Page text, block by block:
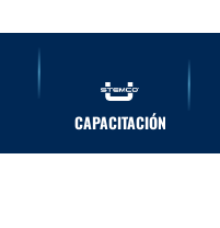
CAPACITACIÓN